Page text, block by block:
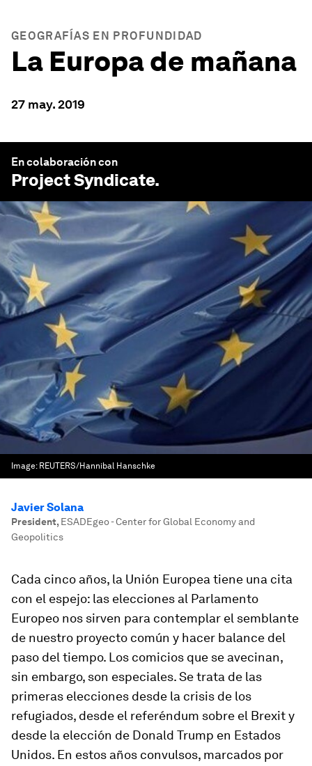
GEOGRAFÍAS EN PROFUNDIDAD
La Europa de mañana
27 may. 2019
En colaboración con
Project Syndicate.
Image: REUTERS/Hannibal Hanschke
Javier Solana
President, ESADEgeo - Center for Global Economy and
Geopolitics
Cada cinco años, la Unión Europea tiene una cita
con el espejo: las elecciones al Parlamento
Europeo nos sirven para contemplar el semblante
de nuestro proyecto común y hacer balance del
paso del tiempo. Los comicios que se avecinan,
sin embargo, son especiales. Se trata de las
primeras elecciones desde la crisis de los
refugiados, desde el referéndum sobre el Brexit y
desde la elección de Donald Trump en Estados
Unidos. En estos años convulsos, marcados por